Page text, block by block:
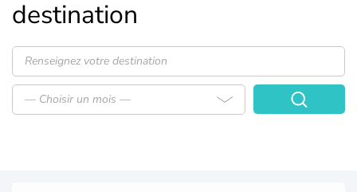
destination
— Choisir un mois —